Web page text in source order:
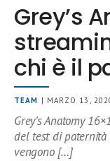
Grey’s
chi è il
TEAM | MARZO 13,
Grey’s Anatomy
del test di paternità
vengono […]